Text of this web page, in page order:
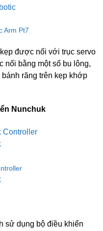
được nối với trục servo
nối bằng một số bu lông,
răng trên kẹp khớp
Nunchuk
sử dụng bộ điều khiển